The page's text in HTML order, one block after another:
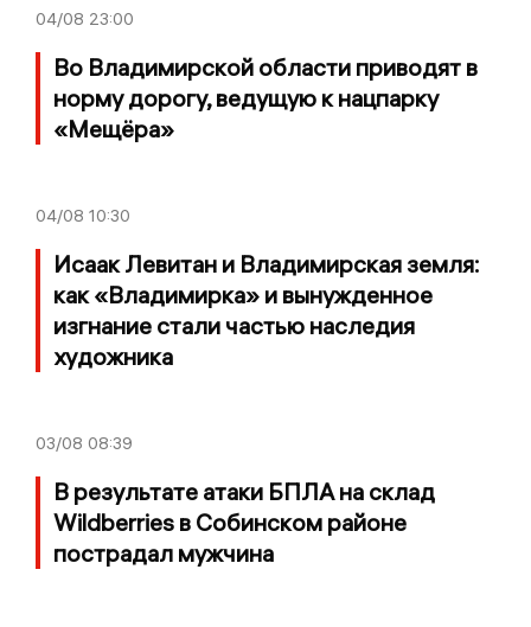
04/08 23:00
Во Владимирской области приводят в
норму дорогу, ведущую к нацпарку
«Мещёра»
04/08 10:30
Исаак Левитан и Владимирская земля:
как «Владимирка» и вынужденное
изгнание стали частью наследия
художника
03/08 08:39
В результате атаки БПЛА на склад
Wildberries в Собинском районе
пострадал мужчина